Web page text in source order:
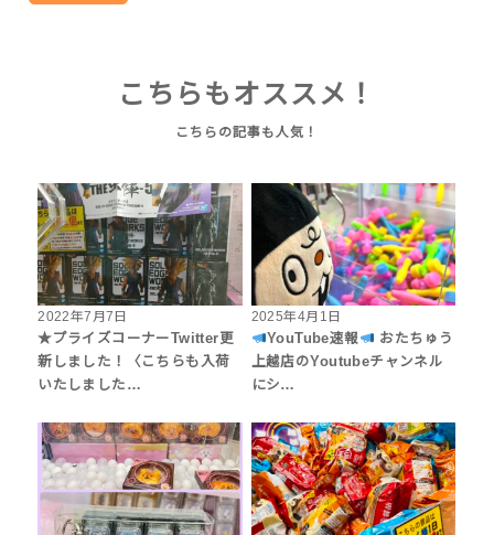
こちらもオススメ！
2022年7月7日
★プライズコーナーTwitter更
新しました！〈こちらも入荷
いたしました…
2025年4月1日
YouTube速報
おたちゅう
上越店のYoutubeチャンネル
にシ…